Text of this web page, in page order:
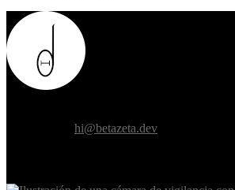
hi@betazeta.dev